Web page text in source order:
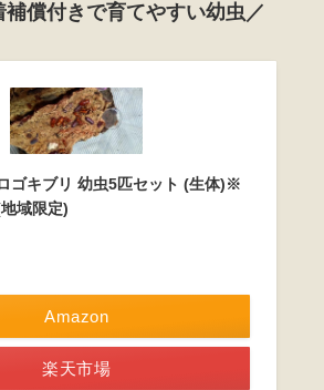
補償付きで育てやすい幼虫／
ゴキブリ 幼虫5匹セット (生体)※
域限定)
Amazon
楽天市場